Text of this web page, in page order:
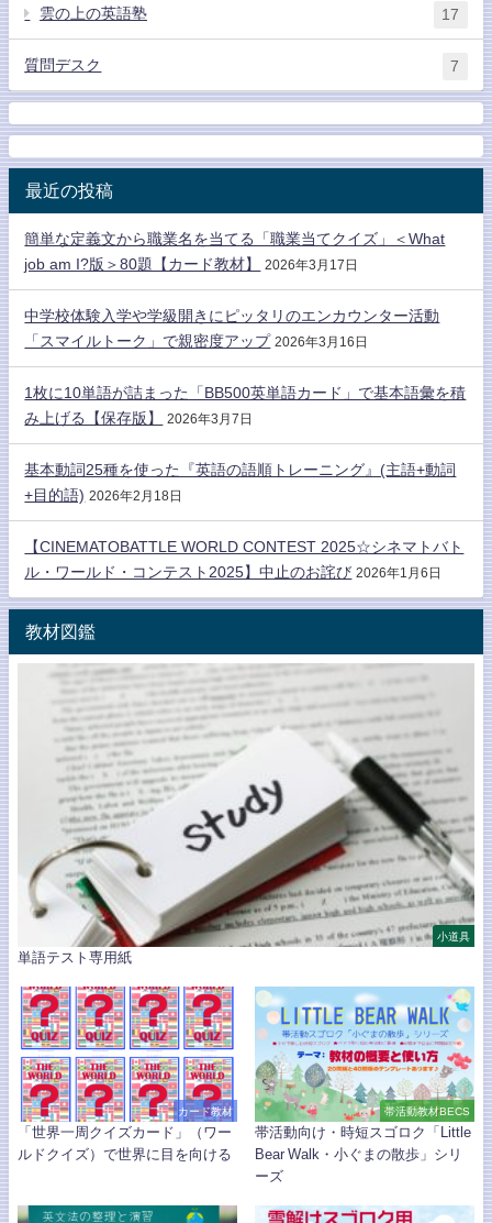
雲の上の英語塾 17
質問デスク 7
最近の投稿
簡単な定義文から職業名を当てる「職業当てクイズ」＜What
job am I?版＞80題【カード教材】
2026年3月17日
中学校体験入学や学級開きにピッタリのエンカウンター活動
「スマイルトーク」で親密度アップ 2026年3月16日
1枚に10単語が詰まった「BB500英単語カード」で基本語彙を積
み上げる【保存版】
2026年3月7日
基本動詞25種を使った『英語の語順トレーニング』(主語+動詞
+目的語) 2026年2月18日
【CINEMATOBATTLE WORLD CONTEST 2025☆シネマトバト
ル・ワールド・コンテスト2025】中止のお詫び 2026年1月6日
教材図鑑
小道具
単語テスト専用紙
カード教材
「世界一周クイズカード」（ワー
ルドクイズ）で世界に目を向ける
帯活動教材BECS
帯活動向け・時短スゴロク「Little
Bear Walk・小ぐまの散歩」シリ
ーズ